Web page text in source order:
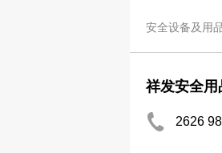
安全设备及用
祥发安全用
2626